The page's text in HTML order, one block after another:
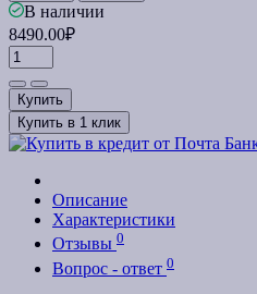
В наличии
8490.00₽
Купить
Купить в 1 клик
Описание
Характеристики
Отзывы 0
Вопрос - ответ 0